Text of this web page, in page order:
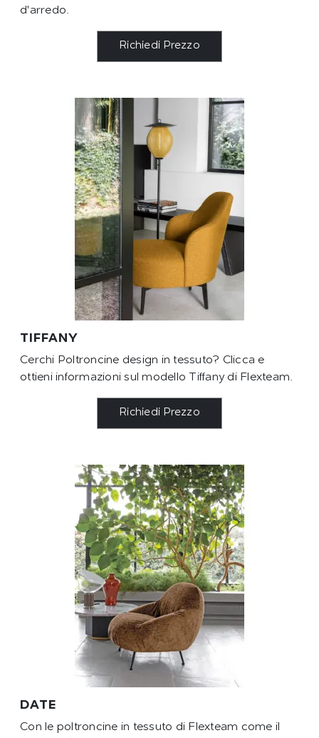
d'arredo.
Richiedi Prezzo
TIFFANY
Cerchi Poltroncine design in tessuto? Clicca e
ottieni informazioni sul modello Tiffany di Flexteam.
Richiedi Prezzo
DATE
Con le poltroncine in tessuto di Flexteam come il